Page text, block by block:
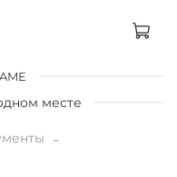
месте